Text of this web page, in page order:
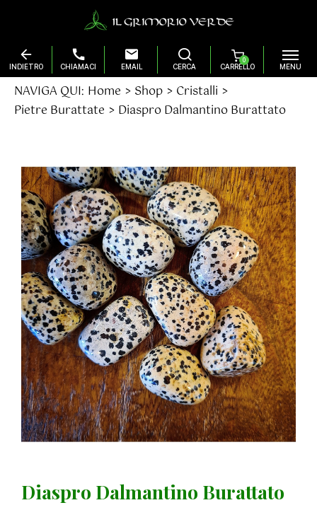
SaltaNAVIGA QUI: Home Shop
Cristalli
Pietre Burattate
Diaspro Dalmantino Burattato
Diaspro Dalmantino Burattato
0